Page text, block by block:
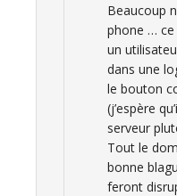
Beaucoup
phone … ce
un
dans une
le bouton
(j’espère
serveur
Tout le
bonne
feront